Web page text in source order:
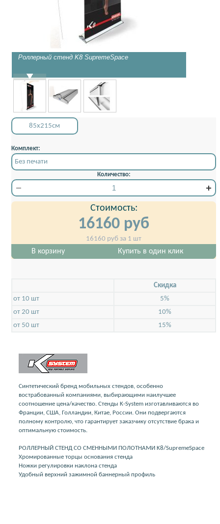
Роллерный стенд K8 SupremeSpace
85x215см
Комплект:
Без печати
Количество:
Стоимость:
16160 руб
16160 руб за 1 шт
В корзину Купить в один клик
Скидкa
от 10 шт
5%
от 20 шт
10%
от 50 шт
15%
Синтетический бренд мобильных стендов, особенно
вострабованный компаниями, выбирающими наилучшее
соотношение цена/качество. Стенды K-System изготавливаются во
Франции, США, Голландии, Китае, России. Они подвергаются
полному контролю, что гарантирует заказчику отсутствие брака и
оптимальную стоимость.
РОЛЛЕРНЫЙ СТЕНД СО СМЕННЫМИ ПОЛОТНАМИ K8/SupremeSpace
Хромированные торцы основания стенда
Ножки регулировки наклона стенда
Удобный верхний зажимной баннерный профиль